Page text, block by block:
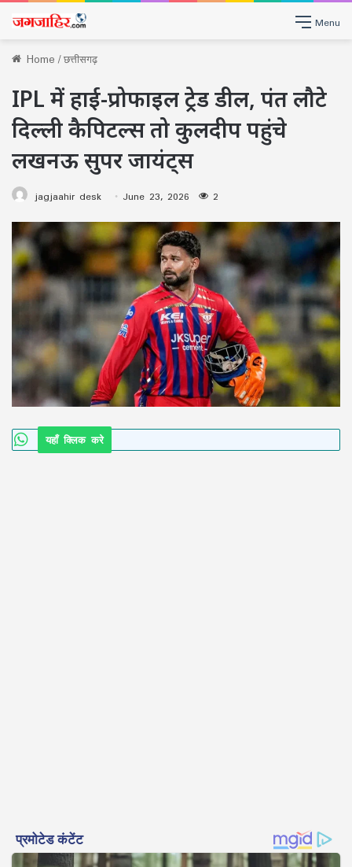
Menu
Home/छत्तीसगढ़
IPL में हाई-प्रोफाइल ट्रेड डील, पंत लौटे
दिल्ली कैपिटल्स तो कुलदीप पहुंचे
लखनऊ सुपर जायंट्स
jagjaahir desk June 23, 2026 2
यहाँ क्लिक करे